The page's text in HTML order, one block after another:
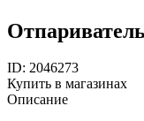
ID: 2046273
Купить в магазинах
Описание